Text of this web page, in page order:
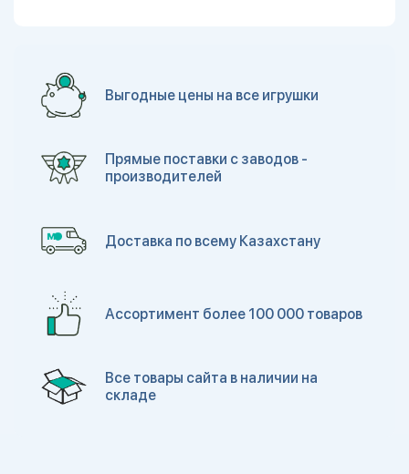
Выгодные цены на все игрушки
Прямые поставки с заводов -
производителей
Доставка по всему Казахстану
Ассортимент более 100 000 товаров
Все товары сайта в наличии на
складе